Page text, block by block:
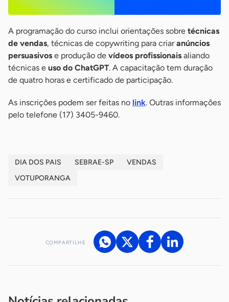
A programação do curso inclui orientações sobre técnicas
de vendas, técnicas de copywriting para criaranúncios
persuasivos e produção de vídeos profissionais aliando
técnicas e uso do ChatGPT. A capacitação tem duração
de quatro horas e certificado de participação.
As inscrições podem ser feitas no link. Outras informações
pelo telefone (17) 3405-9460.
DIA DOS PAIS SEBRAE-SP
VENDAS
VOTUPORANGA
COMPARTILHE